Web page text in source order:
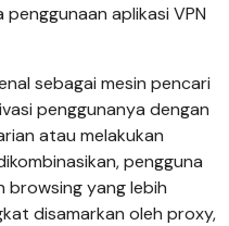
aplikasi VPN
sebagai mesin pencari
penggunanya dengan
atau melakukan
pengguna
browsing yang lebih
disamarkan oleh proxy,